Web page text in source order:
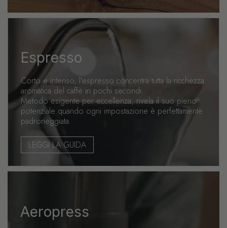
Espresso
Corto e intenso, l'espresso concentra tutta la ricchezza
aromatica del caffè in pochi secondi.
Metodo esigente per eccellenza, rivela il suo pieno
potenziale quando ogni impostazione è perfettamente
padroneggiata.
LEGGI LA GUIDA
Aeropress